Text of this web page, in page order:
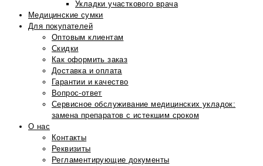
Укладки участкового врача
Медицинские сумки
Для покупателей
Оптовым клиентам
Скидки
Как оформить заказ
Доставка и оплата
Гарантии и качество
Вопрос-ответ
Сервисное обслуживание медицинских укладок:
замена препаратов с истекшим сроком
О нас
Контакты
Реквизиты
Регламентирующие документы